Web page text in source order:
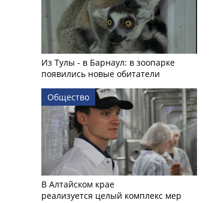
Из Тулы - в Барнаул: в зоопарке
появились новые обитатели
Общество
В Алтайском крае
реализуется целый комплекс мер